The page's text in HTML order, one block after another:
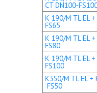
CT DN100-
K 190/M TL EL +
FS65
K 190/M TL EL +
FS80
K 190/M TL EL
FS100
K350/M TL EL +
FS50